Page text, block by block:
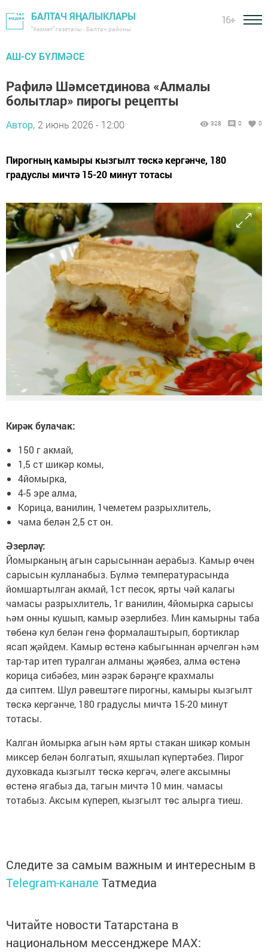
БАЛТАЧ ЯҢАЛЫКЛАРЫ
"Хезмәт" газетасы - Балтач районы
16+
АШ-СУ БҮЛМӘСЕ
Рафилә Шәмсетдинова «Алмалы
болытлар» пирогы рецепты
Автор, 2 июнь 2026 - 12:00 328 0 0
Пирогның камыры кызгылт төскә кергәнче, 180
градуслы мичтә 15-20 минут тотасы
Кирәк булачак:
150 г акмай,
1,5 ст шикәр комы,
4йомырка,
4-5 эре алма,
Корица, ванилин, 1чеметем разрыхлитель,
чама белән 2,5 ст он.
Әзерләү:
Йомырканың агын сарысыннан аерабыз. Камыр өчен
сарысын кулланабыз. Бүлмә температурасында
йомшартылган акмай, 1ст песок, ярты чәй калагы
чамасы разрыхлитель, 1г ванилин, 4йомырка сарысы
һәм онны кушып, камыр әзерлибез. Мин камырны таба
төбенә кул белән генә формалаштырып, бортиклар
ясап җәйдем. Камыр өстенә кабыгыннан әрчелгән һәм
тар-тар итеп туралган алманы җәябез, алма өстенә
корица сибәбез, мин әзрәк бәрәңге крахмалы
да сиптем. Шул рәвештәге пирогны, камыры кызгылт
төскә кергәнче, 180 градуслы мичтә 15-20 минут
тотасы.
Калган йомырка агын һәм ярты стакан шикәр комын
миксер белән болгатып, яхшылап күпертәбез. Пирог
духовкада кызгылт төскә кергәч, әлеге аксымны
өстенә ягабыз да, тагын мичтә 10 мин. чамасы
тотабыз. Аксым күпереп, кызгылт төс алырга тиеш.
Следите за самым важным и интересным в
Telegram-канале Татмедиа
Читайте новости Татарстана в
национальном мессенджере MАХ: